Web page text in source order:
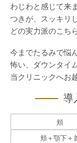
わじわと感じて来
つきが、スッキリ
どの実力派のこち
今までたるみで悩
怖い、ダウンタイ
当クリニックへお
導
頬
頬＋顎下＋